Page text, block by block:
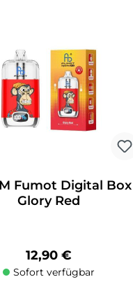
Fumot Digital Box
Glory Red
Regulärer Preis:
12,90 €
Sofort verfügbar